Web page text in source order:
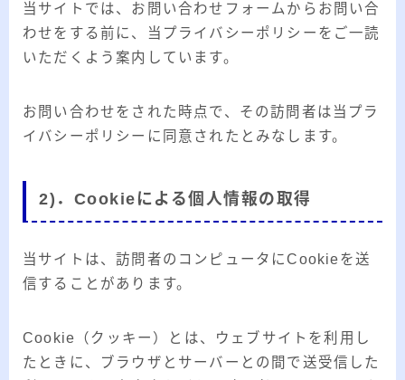
当サイトでは、お問い合わせフォームからお問い合
わせをする前に、当プライバシーポリシーをご一読
いただくよう案内しています。
お問い合わせをされた時点で、その訪問者は当プラ
イバシーポリシーに同意されたとみなします。
2)．Cookieによる個人情報の取得
当サイトは、訪問者のコンピュータにCookieを送
信することがあります。
Cookie（クッキー）とは、ウェブサイトを利用し
たときに、ブラウザとサーバーとの間で送受信した